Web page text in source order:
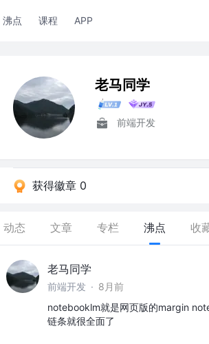
沸点 课程 APP
老马同学
前端开发
获得徽章 0
动态 文章 专栏 沸点 收
老马同学
前端开发 · 8月前
notebooklm就是网页版的margin
链条就很全面了